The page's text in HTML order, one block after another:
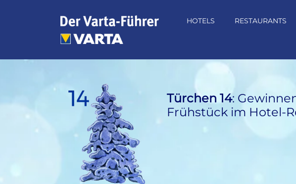
HOTELS RESTAURANTS
Türchen 14:
Frühstück im Hotel-